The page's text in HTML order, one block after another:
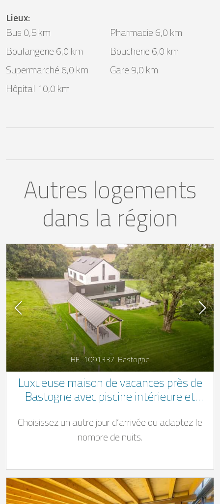
Lieux:
Bus 0,5 km
Pharmacie 6,0 km
Boulangerie 6,0 km
Boucherie 6,0 km
Supermarché 6,0 km
Gare 9,0 km
Hôpital 10,0 km
Autres logements
dans la région
BE-1091337-Bastogne
Luxueuse maison de vacances près de
Bastogne avec piscine intérieure et
Choisissez un autre jour d’arrivée ou adaptez le
nombre de nuits.